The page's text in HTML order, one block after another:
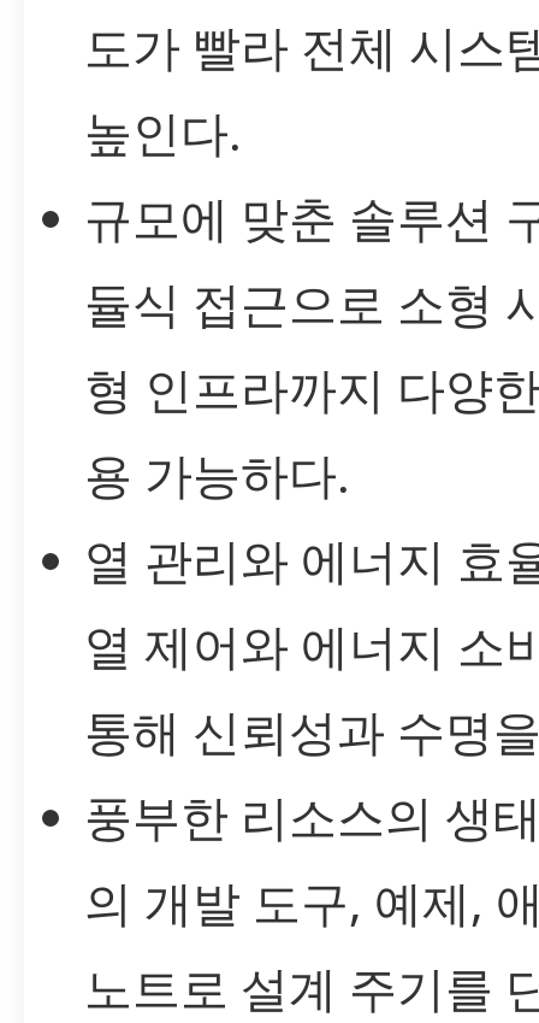
도가 빨라 전체 시스
높인다.
규모에 맞춘 솔루션
듈식 접근으로 소형
형 인프라까지 다양
용 가능하다.
열 관리와 에너지 효
열 제어와 에너지 소
통해 신뢰성과 수명
풍부한 리소스의 생
의 개발 도구, 예제,
노트로 설계 주기를